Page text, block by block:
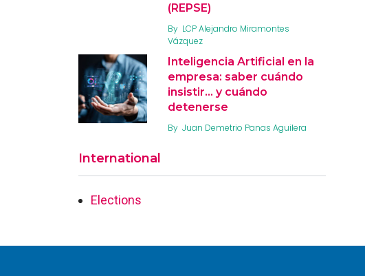
(REPSE)
By LCP Alejandro Miramontes
Vázquez
Inteligencia Artificial en la
empresa: saber cuándo
insistir… y cuándo
detenerse
By Juan Demetrio Panas Aguilera
International
Elections